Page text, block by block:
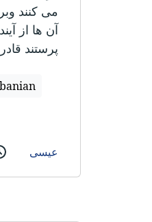
می کنند
آن ها از
پرستند
عیسی